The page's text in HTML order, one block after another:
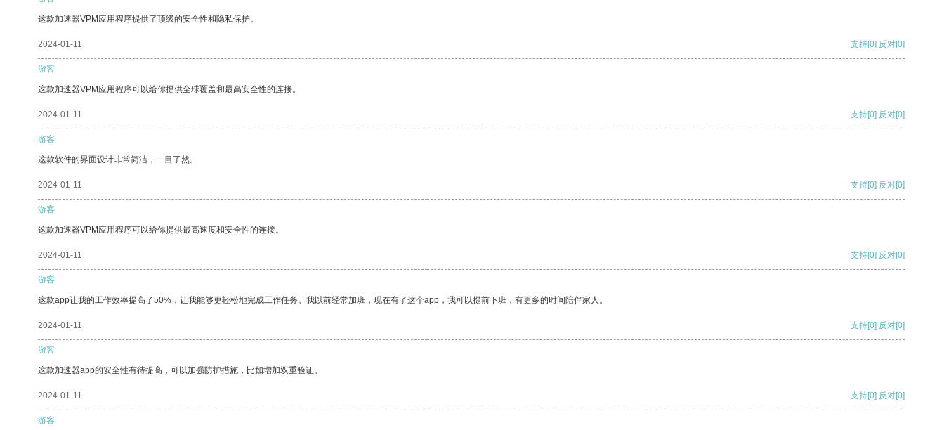
这款加速器VPM应用程序提供了顶级的安全性和隐私保护。
2024-01-11 支持[0] 反对[0]
游客
这款加速器VPM应用程序可以给你提供全球覆盖和最高安全性的连接。
2024-01-11 支持[0] 反对[0]
游客
这款软件的界面设计非常简洁，一目了然。
2024-01-11 支持[0] 反对[0]
游客
这款加速器VPM应用程序可以给你提供最高速度和安全性的连接。
2024-01-11 支持[0] 反对[0]
游客
这款app让我的工作效率提高了50%，让我能够更轻松地完成工作任务。我以前经常加班，现在有了这个app，我可以提前下班，有更多的时间陪伴家人。
2024-01-11 支持[0] 反对[0]
游客
这款加速器app的安全性有待提高，可以加强防护措施，比如增加双重验证。
2024-01-11 支持[0] 反对[0]
游客